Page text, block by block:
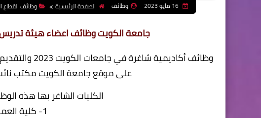
16 مايو 2023 وظائف الصفحة الرئيسية وظائف القطاع
جامعة الكويت وظائف اعضاء هيئة تدريس
وظائف
على موقع جامعة الكويت مكتب
الكليات الشاغر بها هذه
1- كلية